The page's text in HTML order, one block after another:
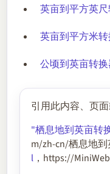
英亩到平方英
英亩到平方米
公顷到英亩转换
引用此内容、页面
"栖息地到英亩转
m/zh-cn/栖息地
l ，https://